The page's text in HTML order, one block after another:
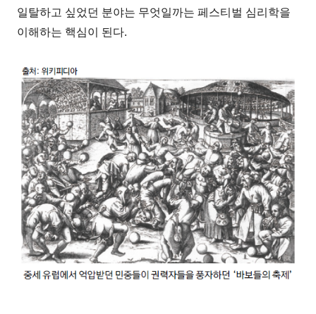
일탈하고 싶었던 분야는 무엇일까는 페스티벌 심리학을
이해하는 핵심이 된다.